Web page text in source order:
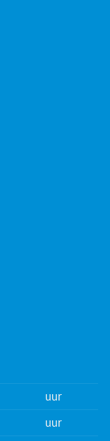
uur
uur